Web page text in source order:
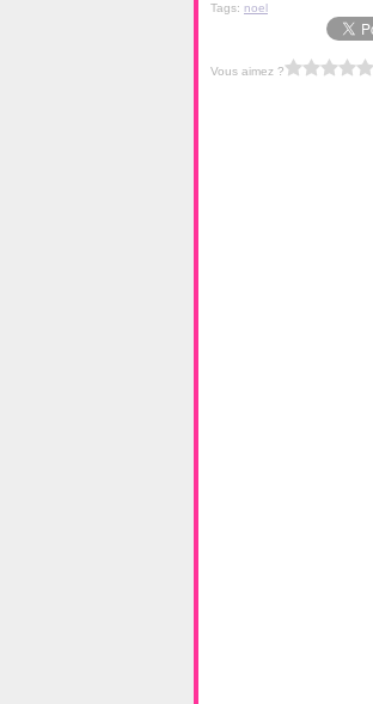
Tags: noel
Vous aimez ?